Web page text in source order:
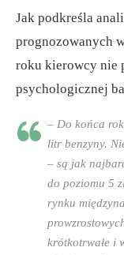
Jak podkreśla
prognozowanych
roku kierowcy nie
psychologicznej
– Do końca
litr benzyny.
– są jak
do poziomu 5
rynku
krótkotrwałe i